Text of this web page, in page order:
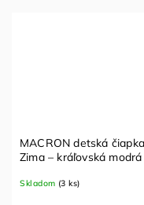
MACRON detská čiapka
Zima – kráľovská modrá
Skladom (3 ks)